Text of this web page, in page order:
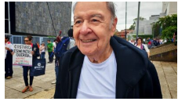
empresas